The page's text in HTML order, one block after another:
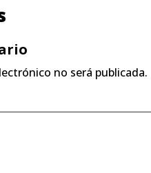
no será publicada.